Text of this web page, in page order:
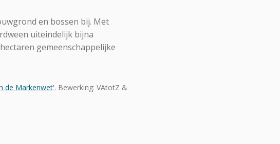
en bossen bij. Met
uiteindelijk bijna
gemeenschappelijke
de Markenwet'. Bewerking: VAtotZ &